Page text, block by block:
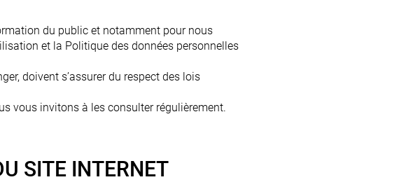
du public et notamment pour nous
et la Politique des données personnelles
doivent s’assurer du respect des lois
vous invitons à les consulter régulièrement.
SITE INTERNET